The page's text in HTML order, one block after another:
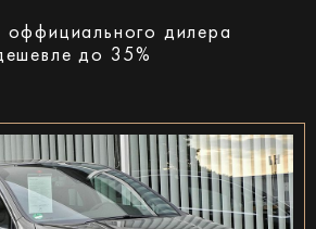
оффициального дилера
до 35%